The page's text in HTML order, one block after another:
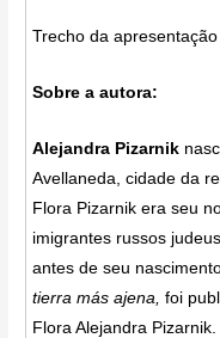
Trecho da
Sobre a autora:
Alejandra Pizarnik
Avellaneda, cidade da
Flora Pizarnik era seu
imigrantes russos
antes de seu
tierra más ajena, foi
Flora Alejandra